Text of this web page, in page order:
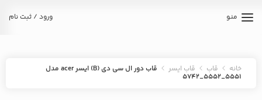
منو ورود / ثبت نام
خانه قاب قاب ایسر قاب دور ال سی دی (B) ایسر acer مدل
5551_5552_5742